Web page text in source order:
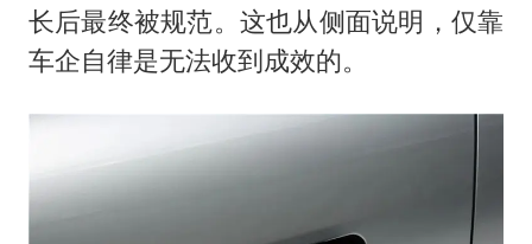
长后最终被规范。这也从侧面说明，仅靠
车企自律是无法收到成效的。